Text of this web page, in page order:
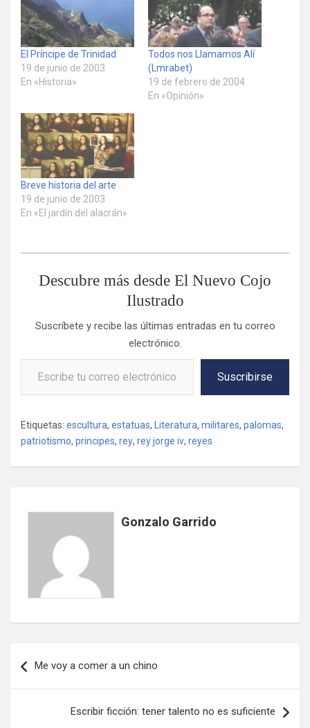
El Príncipe de Trinidad
19 de junio de 2003
En «Historia»
Todos nos Llamamos Alí
(Lmrabet)
19 de febrero de 2004
En «Opinión»
Breve historia del arte
19 de junio de 2003
En «El jardín del alacrán»
Descubre más desde El Nuevo Cojo
Ilustrado
Suscríbete y recibe las últimas entradas en tu correo
electrónico.
Escribe tu correo electrónico…
Suscribirse
Etiquetas: escultura, estatuas, Literatura, militares, palomas,
patriotismo, principes, rey, rey jorge iv, reyes
Gonzalo Garrido
de
Me voy a comer a un chino
Escribir ficción: tener talento no es suficiente